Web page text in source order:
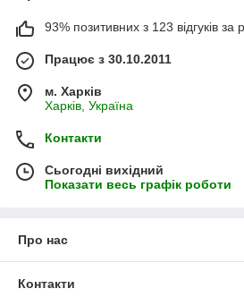
93% позитивних з 123 відгуків за
Працює з 30.10.2011
м. Харків
Харків, Україна
Контакти
Сьогодні вихідний
Показати весь графік роботи
Про нас
Контакти